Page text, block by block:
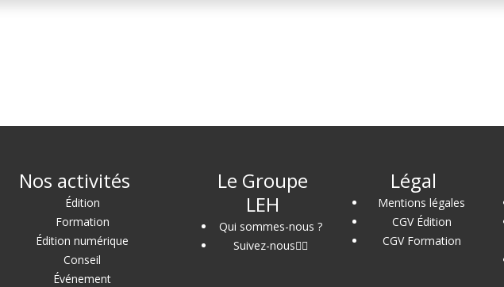
Nos activités
Édition
Formation
Édition numérique
Conseil
Événement
Le Groupe
LEH
Qui sommes-nous ?
Suivez-nous
Légal
Mentions légales
CGV Édition
CGV Formation